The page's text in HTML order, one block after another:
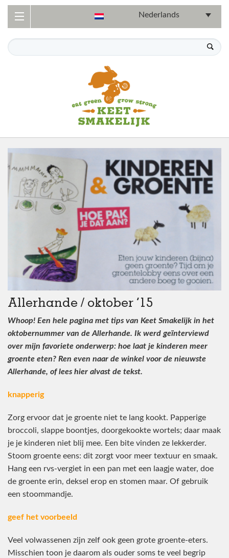
Nederlands
Allerhande / oktober ’15
Whoop! Een hele pagina met tips van ‪Keet Smakelijk‬ in het
oktobernummer van de ‪Allerhande‬. Ik werd geïnterviewd
over mijn favoriete onderwerp: hoe laat je kinderen meer
groente eten? Ren even naar de winkel voor de nieuwste
Allerhande, of lees hier alvast de tekst.
knapperig
Zorg ervoor dat je groente niet te lang kookt. Papperige
broccoli, slappe boontjes, doorgekookte wortels; daar maak
je je kinderen niet blij mee. Een bite vinden ze lekkerder.
Stoom groente eens: dit zorgt voor meer textuur en smaak.
Hang een rvs-vergiet in een pan met een laagje water, doe
de groente erin, deksel erop en stomen maar. Of gebruik
een stoommandje.
geef het voorbeeld
Veel volwassenen zijn zelf ook geen grote groente-eters.
Misschien toon je daarom als ouder soms te veel begrip